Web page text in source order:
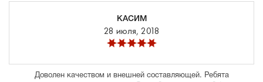
КАСИМ
28 июля, 2018
Доволен качеством и внешней составляющей. Ребята